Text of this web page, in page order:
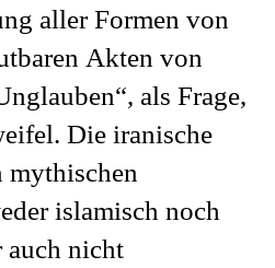
aller Formen von
Akten von
als Frage,
Die iranische
islamisch noch
auch nicht